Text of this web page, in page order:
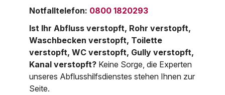
Hessen
Nordrhein-Westfalen
Rheinland-Pfalz
Saarland
Impressum
Über uns
Kontakt
Notfalltelefon: 0800 1820293
Ist Ihr Abfluss verstopft, Rohr verstopft,
Waschbecken verstopft, Toilette
verstopft, WC verstopft, Gully verstopft,
Kanal verstopft? Keine Sorge, die Experten
unseres Abflusshilfsdienstes stehen Ihnen zur
Seite.